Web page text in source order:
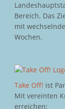
Bereich. Das
mit
Wochen.
Take Off! ist
Mit vereinten
erreichen: